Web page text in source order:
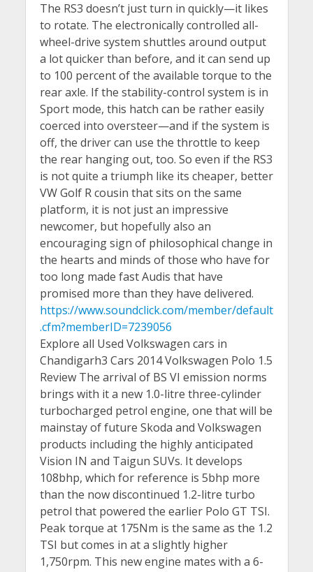
The RS3 doesn’t just turn in quickly—it likes
to rotate. The electronically controlled all-
wheel-drive system shuttles around output
a lot quicker than before, and it can send up
to 100 percent of the available torque to the
rear axle. If the stability-control system is in
Sport mode, this hatch can be rather easily
coerced into oversteer—and if the system is
off, the driver can use the throttle to keep
the rear hanging out, too. So even if the RS3
is not quite a triumph like its cheaper, better
VW Golf R cousin that sits on the same
platform, it is not just an impressive
newcomer, but hopefully also an
encouraging sign of philosophical change in
the hearts and minds of those who have for
too long made fast Audis that have
promised more than they have delivered.
https://www.soundclick.com/member/default
.cfm?memberID=7239056
Explore all Used Volkswagen cars in
Chandigarh3 Cars 2014 Volkswagen Polo 1.5
Review The arrival of BS VI emission norms
brings with it a new 1.0-litre three-cylinder
turbocharged petrol engine, one that will be
mainstay of future Skoda and Volkswagen
products including the highly anticipated
Vision IN and Taigun SUVs. It develops
108bhp, which for reference is 5bhp more
than the now discontinued 1.2-litre turbo
petrol that powered the earlier Polo GT TSI.
Peak torque at 175Nm is the same as the 1.2
TSI but comes in at a slightly higher
1,750rpm. This new engine mates with a 6-